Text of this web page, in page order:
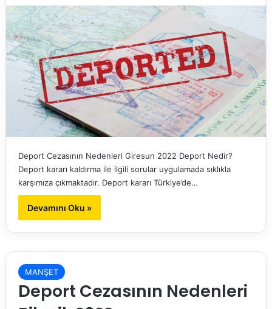
Deport Cezasının Nedenleri Giresun 2022 Deport Nedir?
Deport kararı kaldırma ile ilgili sorular uygulamada sıklıkla
karşımıza çıkmaktadır. Deport kararı Türkiye’de…
Devamını Oku »
MANŞET
Deport Cezasının Nedenleri